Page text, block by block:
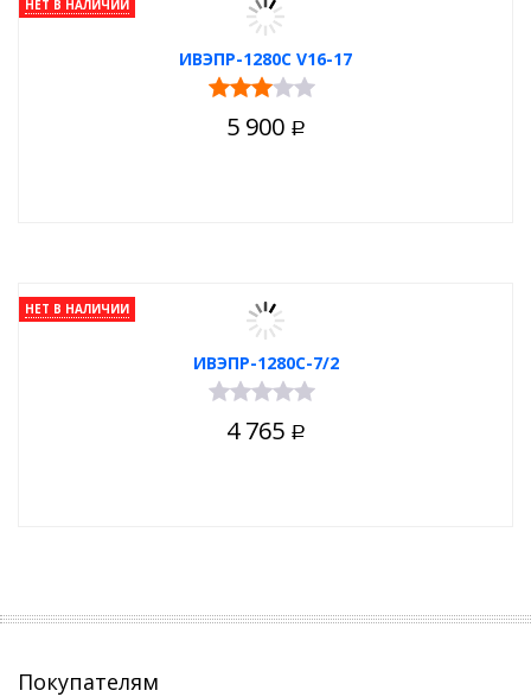
ИВЭПР-1280C V16-17
НЕТ В НАЛИЧИИ
5 900 Р
ИВЭПР-1280С-7/2
НЕТ В НАЛИЧИИ
4 765 Р
Покупателям